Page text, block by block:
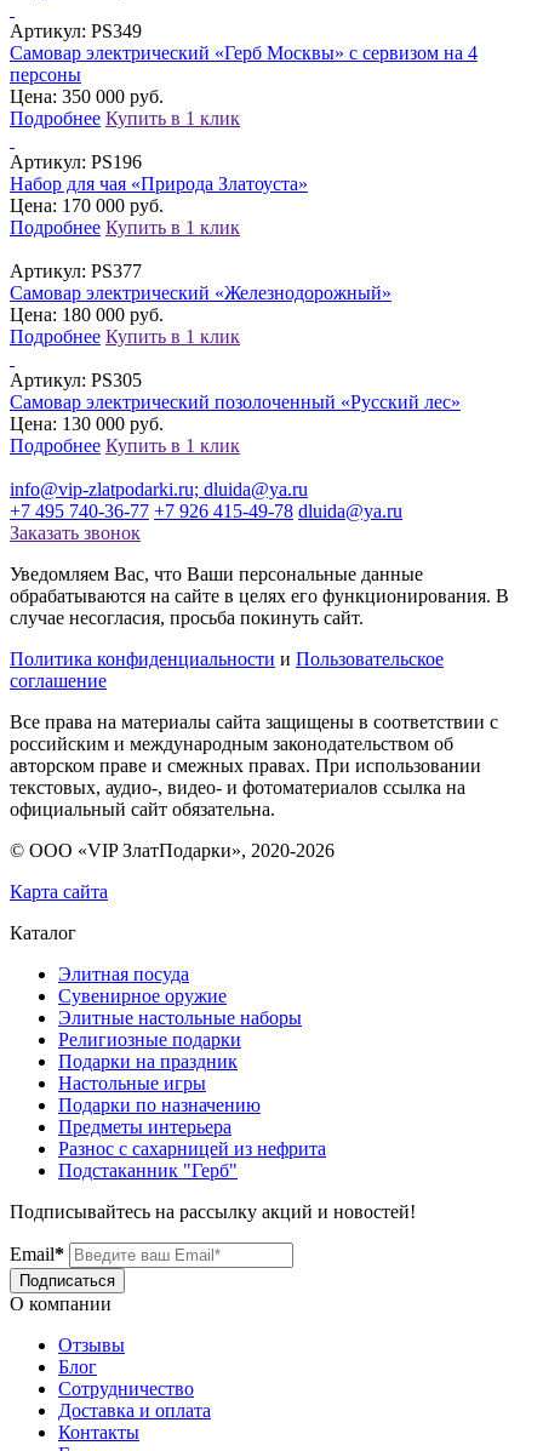
Артикул: PS349
Самовар электрический «Герб Москвы» с сервизом на 4
персоны
Цена: 350 000 руб.
Подробнее Купить в 1 клик
Артикул: PS196
Набор для чая «Природа Златоуста»
Цена: 170 000 руб.
Подробнее Купить в 1 клик
Артикул: PS377
Самовар электрический «Железнодорожный»
Цена: 180 000 руб.
Подробнее Купить в 1 клик
Артикул: PS305
Самовар электрический позолоченный «Русский лес»
Цена: 130 000 руб.
Подробнее Купить в 1 клик
info@vip-zlatpodarki.ru; dluida@ya.ru
+7 495 740-36-77 +7 926 415-49-78 dluida@ya.ru
Заказать звонок
Уведомляем Вас, что Ваши персональные данные
обрабатываются на сайте в целях его функционирования. В
случае несогласия, просьба покинуть сайт.
Политика конфиденциальности и Пользовательское
соглашение
Все права на материалы сайта защищены в соответствии с
российским и международным законодательством об
авторском праве и смежных правах. При использовании
текстовых, аудио-, видео- и фотоматериалов ссылка на
официальный сайт обязательна.
© ООО «VIP ЗлатПодарки», 2020-2026
Карта сайта
Каталог
Элитная посуда
Сувенирное оружие
Элитные настольные наборы
Религиозные подарки
Подарки на праздник
Настольные игры
Подарки по назначению
Предметы интерьера
Разнос с сахарницей из нефрита
Подстаканник "Герб"
Подписывайтесь на рассылку акций и новостей!
Email*
Подписаться
О компании
Отзывы
Блог
Сотрудничество
Доставка и оплата
Контакты